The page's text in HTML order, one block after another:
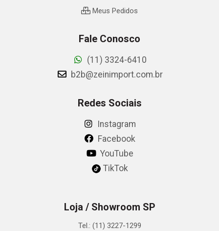
Meus Pedidos
Fale Conosco
(11) 3324-6410
b2b@zeinimport.com.br
Redes Sociais
Instagram
Facebook
YouTube
TikTok
Loja / Showroom SP
Tel.: (11) 3227-1299